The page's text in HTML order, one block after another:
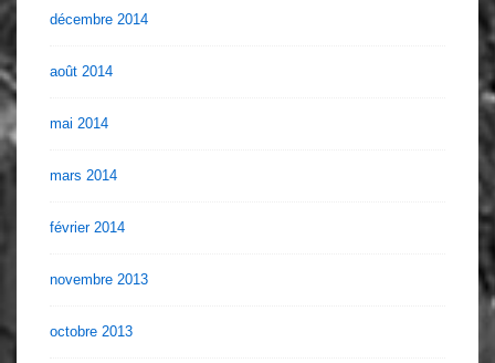
décembre 2014
août 2014
mai 2014
mars 2014
février 2014
novembre 2013
octobre 2013